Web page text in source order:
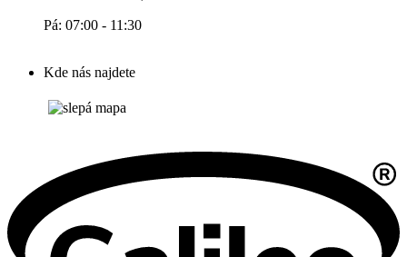
Pá: 07:00 - 11:30
Kde nás najdete